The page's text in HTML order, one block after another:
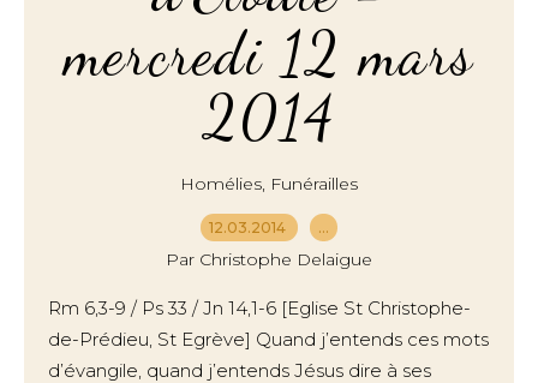
mercredi 12 mars
2014
Homélies, Funérailles
12.03.2014 …
Par Christophe Delaigue
Rm 6,3-9 / Ps 33 / Jn 14,1-6 [Eglise St Christophe-
de-Prédieu, St Egrève] Quand j’entends ces mots
d’évangile, quand j’entends Jésus dire à ses